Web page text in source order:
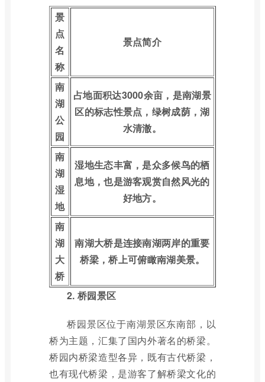
景
点
名
称
景点简介
南
湖
公
园
占地面积达3000余亩，是南湖景
区的标志性景点，绿树成荫，湖
水清澈。
南
湖
湿
地
湿地生态丰富，是众多候鸟的栖
息地，也是游客观赏自然风光的
好地方。
南
湖
大
桥
南湖大桥是连接南湖两岸的重要
桥梁，桥上可俯瞰南湖美景。
2. 桥园景区
桥园景区位于南湖景区东南部，以
桥为主题，汇集了国内外著名的桥梁。
桥园内桥梁造型各异，既有古代桥梁，
也有现代桥梁，是游客了解桥梁文化的